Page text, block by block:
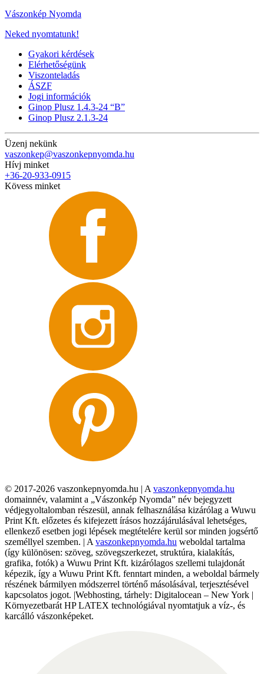
Vászonkép Nyomda
Neked nyomtatunk!
Gyakori kérdések
Elérhetőségünk
Viszonteladás
ÁSZF
Jogi információk
Ginop Plusz 1.4.3-24 “B”
Ginop Plusz 2.1.3-24
Üzenj nekünk
vaszonkep@vaszonkepnyomda.hu
Hívj minket
+36-20-933-0915
Kövess minket
© 2017-2026 vaszonkepnyomda.hu | A vaszonkepnyomda.hu
domainnév, valamint a „Vászonkép Nyomda” név bejegyzett
védjegyoltalomban részesül, annak felhasználása kizárólag a Wuwu
Print Kft. előzetes és kifejezett írásos hozzájárulásával lehetséges,
ellenkező esetben jogi lépések megtételére kerül sor minden jogsértő
személlyel szemben. | A vaszonkepnyomda.hu weboldal tartalma
(így különösen: szöveg, szövegszerkezet, struktúra, kialakítás,
grafika, fotók) a Wuwu Print Kft. kizárólagos szellemi tulajdonát
képezik, így a Wuwu Print Kft. fenntart minden, a weboldal bármely
részének bármilyen módszerrel történő másolásával, terjesztésével
kapcsolatos jogot. |Webhosting, tárhely: Digitalocean – New York |
Környezetbarát HP LATEX technológiával nyomtatjuk a víz-, és
karcálló vászonképeket.